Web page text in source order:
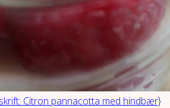
Citron pannacotta med hindbær}